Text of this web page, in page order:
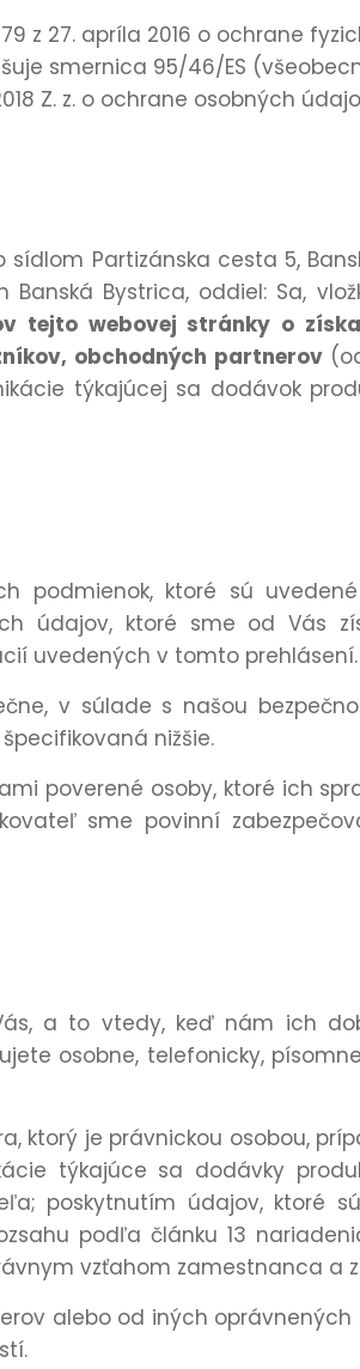
z 27. apríla 2016 o ochrane
smernica 95/46/ES
Z. z. o ochrane osobných
sídlom Partizánska cesta 5,
Bystrica, oddiel: Sa,
tejto webovej stránky o
obchodných partnerov
týkajúcej sa dodávok
podmienok, ktoré sú
údajov, ktoré sme od Vás
uvedených v tomto prehlásení.
v súlade s našou
nižšie.
poverené osoby, ktoré ich
sme povinní
a to vtedy, keď nám ich
osobne, telefonicky,
je právnickou osobou,
týkajúce sa dodávky
poskytnutím údajov, ktoré
podľa článku 13
vzťahom zamestnanca a
alebo od iných